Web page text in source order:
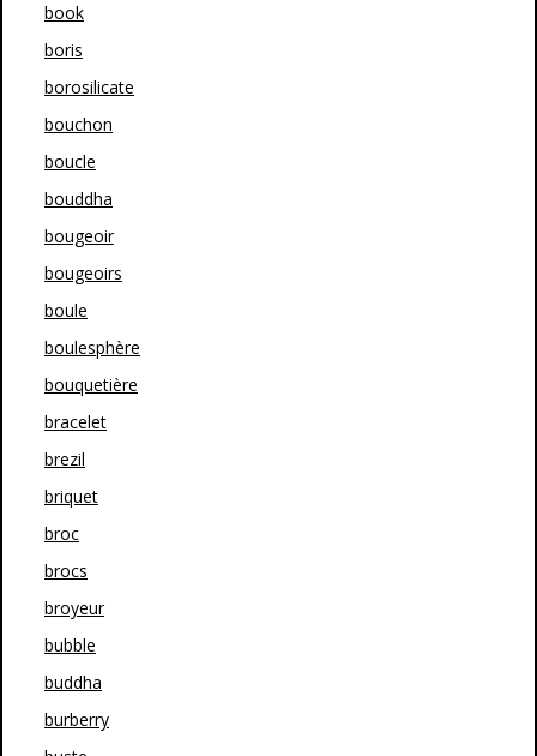
book
boris
borosilicate
bouchon
boucle
bouddha
bougeoir
bougeoirs
boule
boulesphère
bouquetière
bracelet
brezil
briquet
broc
brocs
broyeur
bubble
buddha
burberry